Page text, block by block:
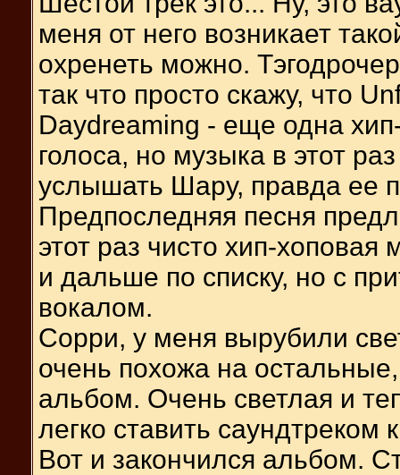
меня от него возникает
охренеть можно.
так что просто скажу, что
Daydreaming - еще одна
голоса, но музыка в этот
услышать Шару, правда ее
Предпоследняя песня
этот раз чисто хип-
и дальше по списку, но с
вокалом.
Сорри, у меня вырубили
очень похожа на
альбом. Очень светлая и
легко ставить
Вот и закончился альбом.